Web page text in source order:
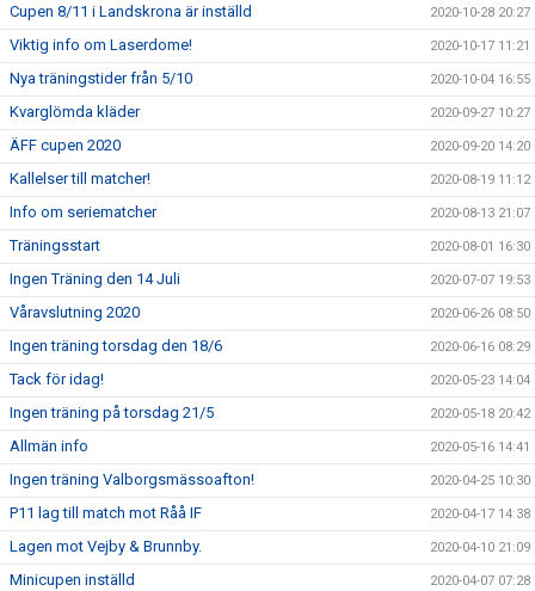
Cupen 8/11 i Landskrona är inställd 2020-10-28 20:27
Viktig info om Laserdome! 2020-10-17 11:21
Nya träningstider från 5/10 2020-10-04 16:55
Kvarglömda kläder 2020-09-27 10:27
ÄFF cupen 2020 2020-09-20 14:20
Kallelser till matcher! 2020-08-19 11:12
Info om seriematcher 2020-08-13 21:07
Träningsstart 2020-08-01 16:30
Ingen Träning den 14 Juli 2020-07-07 19:53
Våravslutning 2020 2020-06-26 08:50
Ingen träning torsdag den 18/6 2020-06-16 08:29
Tack för idag! 2020-05-23 14:04
Ingen träning på torsdag 21/5 2020-05-18 20:42
Allmän info 2020-05-16 14:41
Ingen träning Valborgsmässoafton! 2020-04-25 10:30
P11 lag till match mot Råå IF 2020-04-17 14:38
Lagen mot Vejby & Brunnby. 2020-04-10 21:09
Minicupen inställd 2020-04-07 07:28